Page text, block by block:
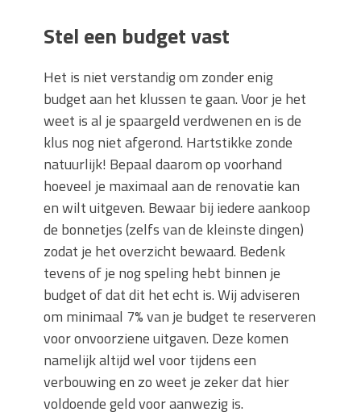
Stel een budget vast
Het is niet verstandig om zonder enig
budget aan het klussen te gaan. Voor je het
weet is al je spaargeld verdwenen en is de
klus nog niet afgerond. Hartstikke zonde
natuurlijk! Bepaal daarom op voorhand
hoeveel je maximaal aan de renovatie kan
en wilt uitgeven. Bewaar bij iedere aankoop
de bonnetjes (zelfs van de kleinste dingen)
zodat je het overzicht bewaard. Bedenk
tevens of je nog speling hebt binnen je
budget of dat dit het echt is. Wij adviseren
om minimaal 7% van je budget te reserveren
voor onvoorziene uitgaven. Deze komen
namelijk altijd wel voor tijdens een
verbouwing en zo weet je zeker dat hier
voldoende geld voor aanwezig is.